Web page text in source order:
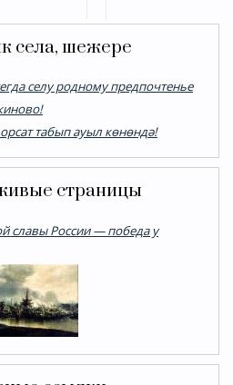
села, шежере
селу родному предпочтенье
табып ауыл көнөндә!
страницы
славы России — победа у